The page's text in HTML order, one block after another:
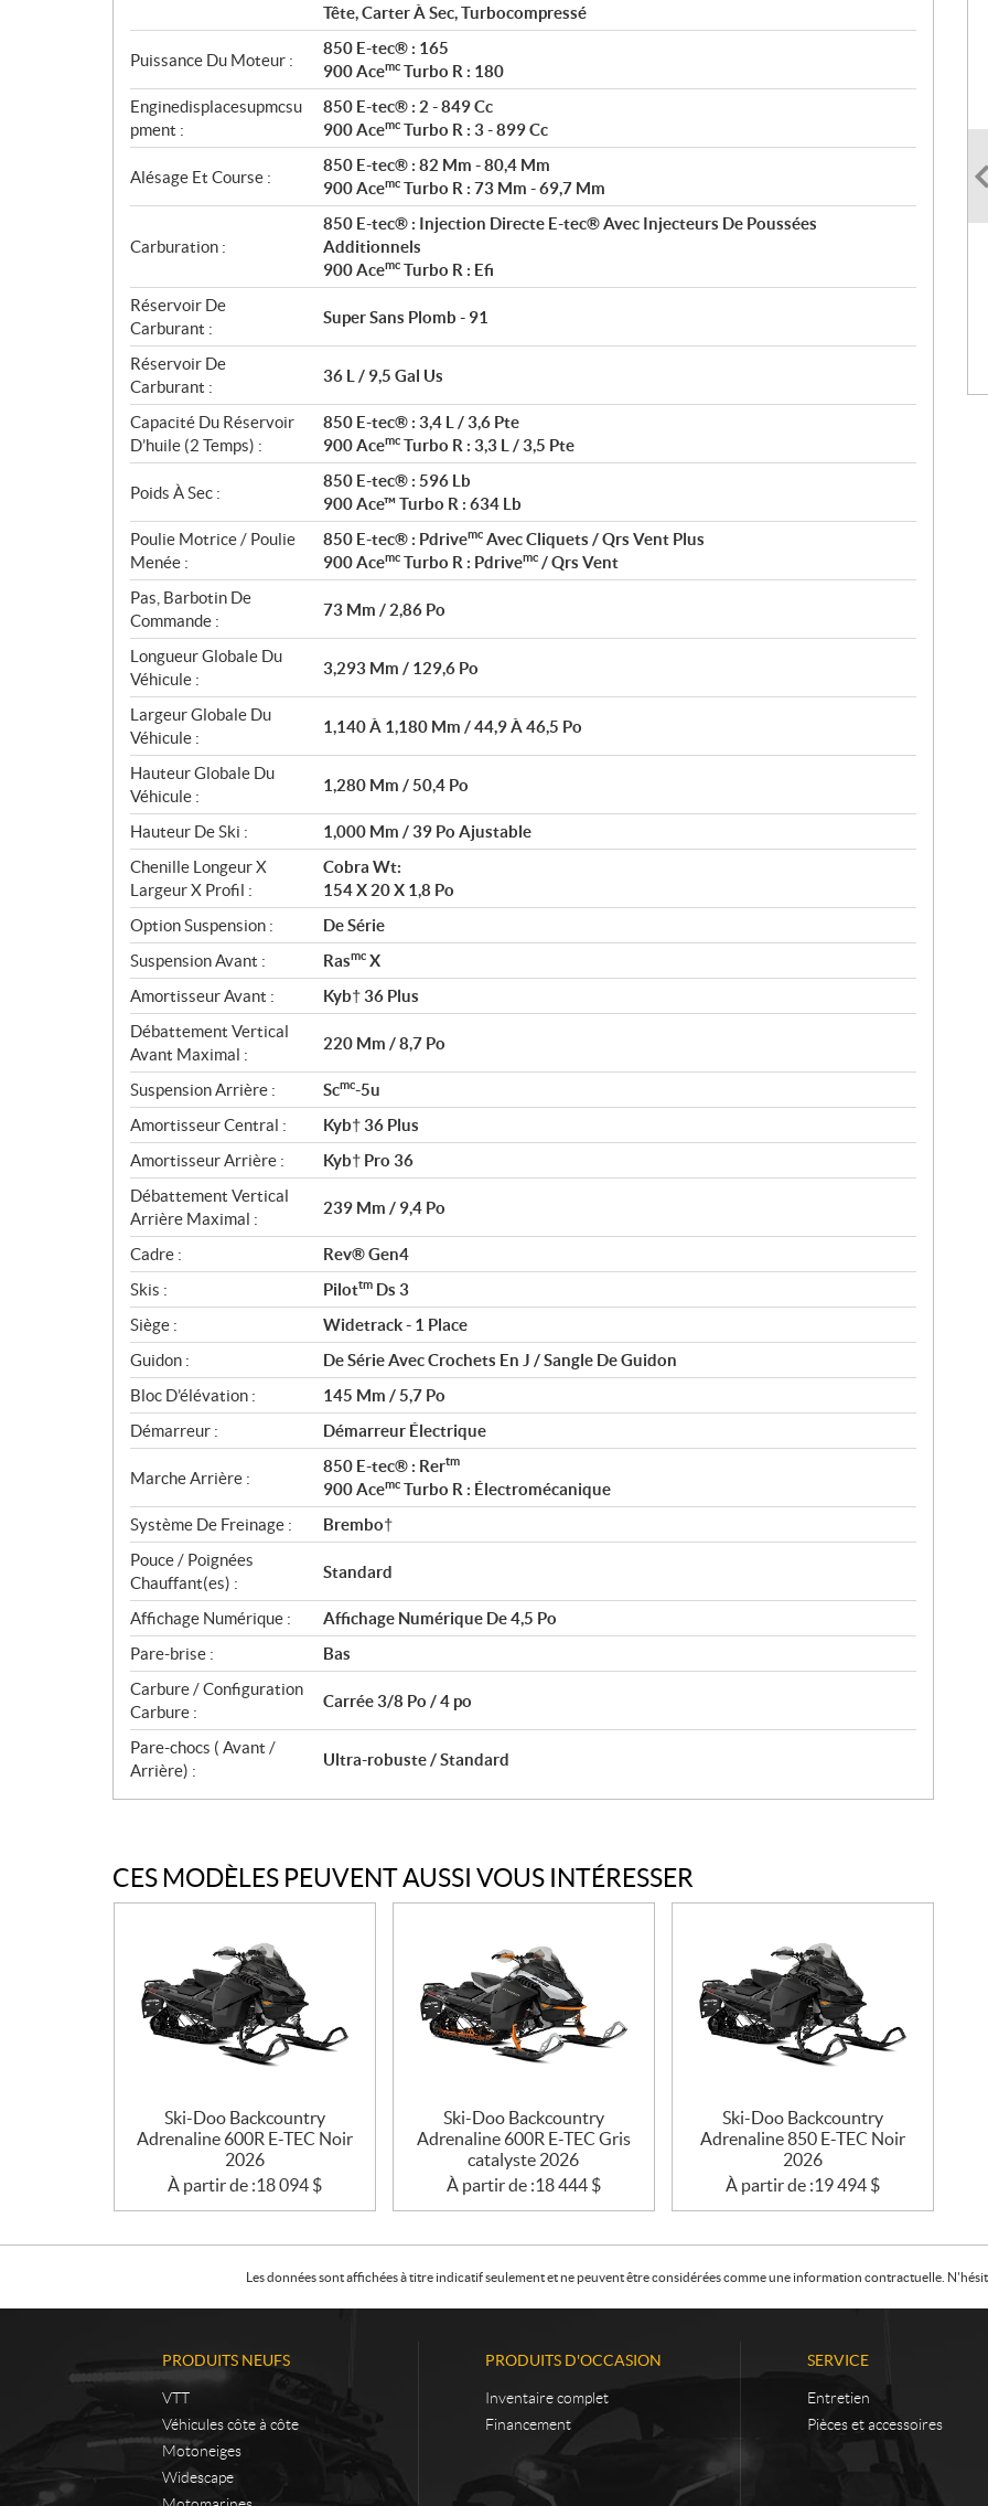
o
n
s
Tête, Carter À Sec, Turbocompressé
Puissance Du Moteur :
850 E-tec® : 165
900 Acemc Turbo R : 180
Enginedisplacesupmcsu
pment :
850 E-tec® : 2 - 849 Cc
900 Acemc Turbo R : 3 - 899 Cc
Alésage Et Course :
850 E-tec® : 82 Mm - 80,4 Mm
900 Acemc Turbo R : 73 Mm - 69,7 Mm
Carburation :
850 E-tec® : Injection Directe E-tec® Avec Injecteurs De Poussées
Additionnels
900 Acemc Turbo R : Efi
Réservoir De
Carburant :
Super Sans Plomb - 91
Réservoir De
Carburant :
36 L / 9,5 Gal Us
Capacité Du Réservoir
D’huile (2 Temps) :
850 E-tec® : 3,4 L / 3,6 Pte
900 Acemc Turbo R : 3,3 L / 3,5 Pte
Poids À Sec :
850 E-tec® : 596 Lb
900 Ace™ Turbo R : 634 Lb
Poulie Motrice / Poulie
Menée :
850 E-tec® : Pdrivemc Avec Cliquets / Qrs Vent Plus
900 Acemc Turbo R : Pdrivemc / Qrs Vent
Pas, Barbotin De
Commande :
73 Mm / 2,86 Po
Longueur Globale Du
Véhicule :
3,293 Mm / 129,6 Po
Largeur Globale Du
Véhicule :
1,140 À 1,180 Mm / 44,9 À 46,5 Po
Hauteur Globale Du
Véhicule :
1,280 Mm / 50,4 Po
Hauteur De Ski :
1,000 Mm / 39 Po Ajustable
Chenille Longeur X
Largeur X Profil :
Cobra Wt:
154 X 20 X 1,8 Po
Option Suspension :
De Série
Suspension Avant :
Rasmc X
Amortisseur Avant :
Kyb† 36 Plus
Débattement Vertical
Avant Maximal :
220 Mm / 8,7 Po
Suspension Arrière : Scmc-5u
Amortisseur Central :
Kyb† 36 Plus
Amortisseur Arrière :
Kyb† Pro 36
Débattement Vertical
Arrière Maximal :
239 Mm / 9,4 Po
Cadre :
Rev® Gen4
Skis :
Pilottm Ds 3
Siège :
Widetrack - 1 Place
Guidon :
De Série Avec Crochets En J / Sangle De Guidon
Bloc D’élévation :
145 Mm / 5,7 Po
Démarreur :
Démarreur Électrique
Marche Arrière :
850 E-tec® : Rertm
900 Acemc Turbo R : Électromécanique
Système De Freinage :
Brembo†
Pouce / Poignées
Chauffant(es) :
Standard
Affichage Numérique :
Affichage Numérique De 4,5 Po
Pare-brise :
Bas
Carbure / Configuration
Carbure :
Carrée 3/8 Po / 4 po
Pare-chocs ( Avant /
Arrière) :
Ultra-robuste / Standard
CES MODÈLES PEUVENT AUSSI VOUS INTÉRESSER
Ski-Doo Backcountry
Adrenaline 600R E-TEC Noir
2026
À partir de :18 094 $
Ski-Doo Backcountry
Adrenaline 600R E-TEC Gris
catalyste 2026
À partir de :18 444 $
Ski-Doo Backcountry
Adrenaline 850 E-TEC Noir
2026
À partir de :19 494 $
Les données sont affichées à titre indicatif seulement et ne peuvent être considérées comme une information contractuelle.
PRODUITS NEUFS
VTT
Véhicules côte à côte
Motoneiges
Widescape
PRODUITS D'OCCASION
Inventaire complet
Financement
SERVICE
Entretien
Pièces et accessoires